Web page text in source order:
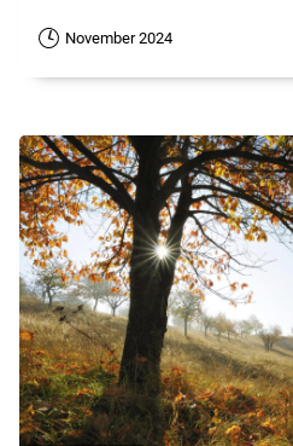
November 2024